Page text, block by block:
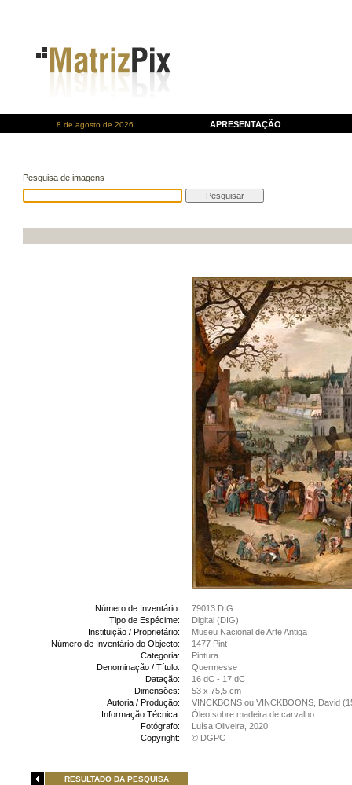
8 de agosto de 2026 APRESENTAÇÃO
Pesquisa de imagens
Número de Inventário:
79013 DIG
Tipo de Espécime:
Digital (DIG)
Instituição / Proprietário:
Museu Nacional de Arte Antiga
Número de Inventário do Objecto:
1477 Pint
Categoria:
Pintura
Denominação / Título:
Quermesse
Datação:
16 dC - 17 dC
Dimensões:
53 x 75,5 cm
Autoria / Produção:
VINCKBONS ou VINCKBOONS, David
Informação Técnica:
Óleo sobre madeira de carvalho
Fotógrafo:
Luísa Oliveira, 2020
Copyright:
© DGPC
RESULTADO DA PESQUISA